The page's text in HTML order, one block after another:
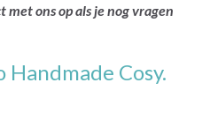
met ons op als je nog vragen
Handmade Cosy.